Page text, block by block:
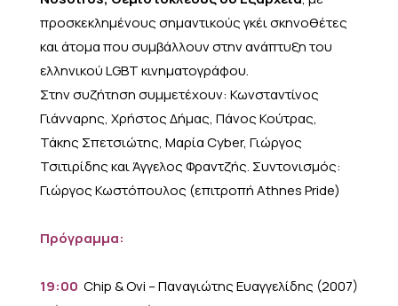
προσκεκλημένους σημαντικούς γκέι σκηνοθέτες
και άτομα που συμβάλλουν στην ανάπτυξη του
ελληνικού LGBT κινηματογράφου.
Στην συζήτηση συμμετέχουν: Κωνσταντίνος
Γιάνναρης, Χρήστος Δήμας, Πάνος Κούτρας,
Τάκης Σπετσιώτης, Μαρία Cyber, Γιώργος
Τσιτιρίδης και Άγγελος Φραντζής. Συντονισμός:
Γιώργος Κωστόπουλος (επιτροπή Athnes Pride)
Πρόγραμμα:
19:00 Chip & Ovi – Παναγιώτης Ευαγγελίδης (2007)